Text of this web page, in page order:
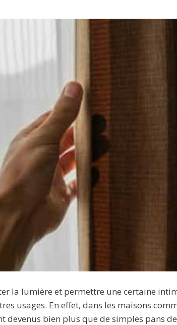
la lumière et permettre une certaine
usages. En effet, dans les maisons
devenus bien plus que de simples pans